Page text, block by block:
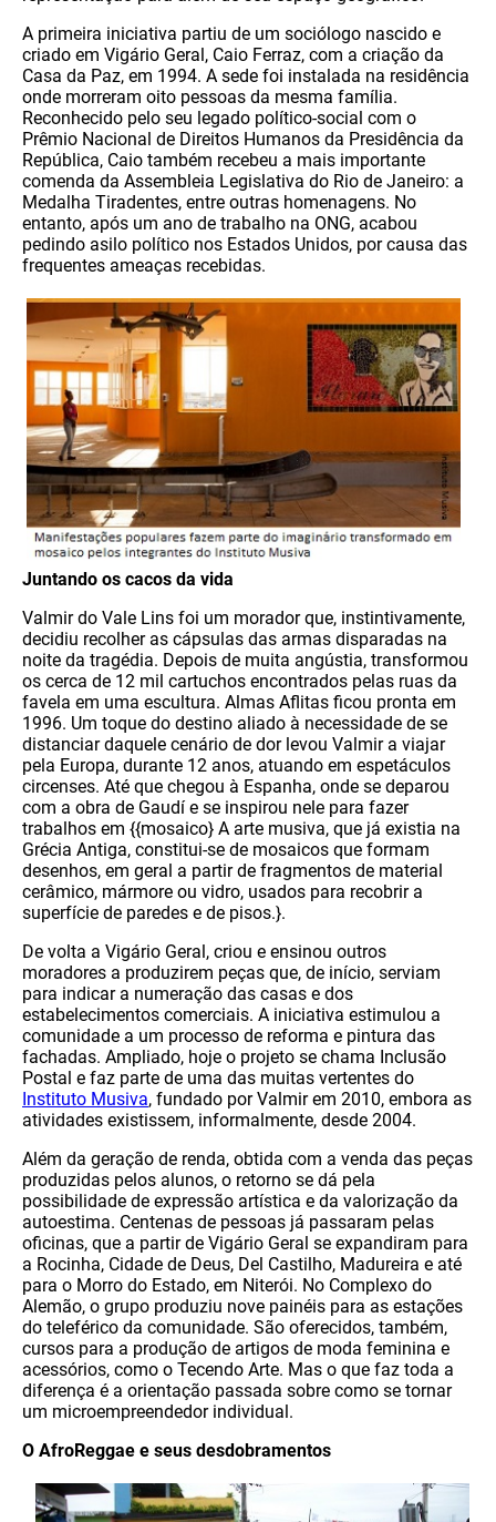
A primeira iniciativa partiu de um sociólogo nascido e
criado em Vigário Geral, Caio Ferraz, com a criação da
Casa da Paz, em 1994. A sede foi instalada na residência
onde morreram oito pessoas da mesma família.
Reconhecido pelo seu legado político-social com o
Prêmio Nacional de Direitos Humanos da Presidência da
República, Caio também recebeu a mais importante
comenda da Assembleia Legislativa do Rio de Janeiro: a
Medalha Tiradentes, entre outras homenagens. No
entanto, após um ano de trabalho na ONG, acabou
pedindo asilo político nos Estados Unidos, por causa das
frequentes ameaças recebidas.
Juntando os cacos da vida
Valmir do Vale Lins foi um morador que, instintivamente,
decidiu recolher as cápsulas das armas disparadas na
noite da tragédia. Depois de muita angústia, transformou
os cerca de 12 mil cartuchos encontrados pelas ruas da
favela em uma escultura. Almas Aflitas ficou pronta em
1996. Um toque do destino aliado à necessidade de se
distanciar daquele cenário de dor levou Valmir a viajar
pela Europa, durante 12 anos, atuando em espetáculos
circenses. Até que chegou à Espanha, onde se deparou
com a obra de Gaudí e se inspirou nele para fazer
trabalhos em {{mosaico} A arte musiva, que já existia na
Grécia Antiga, constitui-se de mosaicos que formam
desenhos, em geral a partir de fragmentos de material
cerâmico, mármore ou vidro, usados para recobrir a
superfície de paredes e de pisos.}.
De volta a Vigário Geral, criou e ensinou outros
moradores a produzirem peças que, de início, serviam
para indicar a numeração das casas e dos
estabelecimentos comerciais. A iniciativa estimulou a
comunidade a um processo de reforma e pintura das
fachadas. Ampliado, hoje o projeto se chama Inclusão
Postal e faz parte de uma das muitas vertentes do
Instituto Musiva, fundado por Valmir em 2010, embora as
atividades existissem, informalmente, desde 2004.
Além da geração de renda, obtida com a venda das peças
produzidas pelos alunos, o retorno se dá pela
possibilidade de expressão artística e da valorização da
autoestima. Centenas de pessoas já passaram pelas
oficinas, que a partir de Vigário Geral se expandiram para
a Rocinha, Cidade de Deus, Del Castilho, Madureira e até
para o Morro do Estado, em Niterói. No Complexo do
Alemão, o grupo produziu nove painéis para as estações
do teleférico da comunidade. São oferecidos, também,
cursos para a produção de artigos de moda feminina e
acessórios, como o Tecendo Arte. Mas o que faz toda a
diferença é a orientação passada sobre como se tornar
um microempreendedor individual.
O AfroReggae e seus desdobramentos